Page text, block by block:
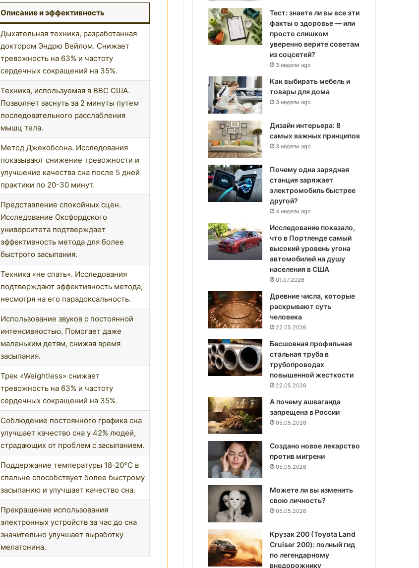
Описание и эффективность
Дыхательная техника, разработанная
доктором Эндрю Вейлом. Снижает
тревожность на 63% и частоту
сердечных сокращений на 35%.
Техника, используемая в ВВС США.
Позволяет заснуть за 2 минуты путем
последовательного расслабления
мышц тела.
Метод Джекобсона. Исследования
показывают снижение тревожности и
улучшение качества сна после 5 дней
практики по 20-30 минут.
Представление спокойных сцен.
Исследование Оксфордского
университета подтверждает
эффективность метода для более
быстрого засыпания.
Техника «не спать». Исследования
подтверждают эффективность метода,
несмотря на его парадоксальность.
Использование звуков с постоянной
интенсивностью. Помогает даже
маленьким детям, снижая время
засыпания.
Трек «Weightless» снижает
тревожность на 63% и частоту
сердечных сокращений на 35%.
Соблюдение постоянного графика сна
улучшает качество сна у 42% людей,
страдающих от проблем с засыпанием.
Поддержание температуры 18-20°C в
спальне способствует более быстрому
засыпанию и улучшает качество сна.
Прекращение использования
электронных устройств за час до сна
значительно улучшает выработку
мелатонина.
Тест: знаете ли вы все эти
факты о здоровье — или
просто слишком
уверенно верите советам
из соцсетей?
3 недели ago
Как выбирать мебель и
товары для дома
3 недели ago
Дизайн интерьера: 8
самых важных принципов
3 недели ago
Почему одна зарядная
станция заряжает
электромобиль быстрее
другой?
4 недели ago
Исследование показало,
что в Портленде самый
высокий уровень угона
автомобилей на душу
населения в США
01.07.2026
Древние числа, которые
раскрывают суть
человека
22.05.2026
Бесшовная профильная
стальная труба в
трубопроводах
повышенной жесткости
22.05.2026
А почему ашваганда
запрещена в России
05.05.2026
Создано новое лекарство
против мигрени
05.05.2026
Можете ли вы изменить
свою личность?
05.05.2026
Крузак 200 (Toyota Land
Cruiser 200): полный гид
по легендарному
внедорожнику